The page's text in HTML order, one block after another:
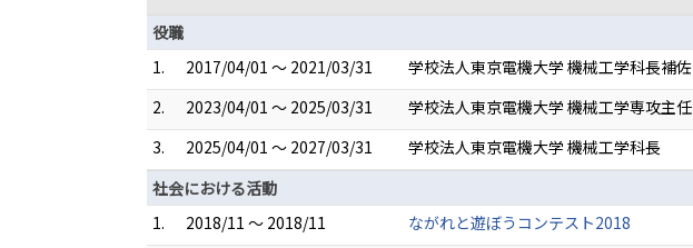
役職
1.
2017/04/01 ～ 2021/03/31
学校法人東京電機大学 機械工学科長補佐
2.
2023/04/01 ～ 2025/03/31
学校法人東京電機大学 機械工学専攻主任
3.
2025/04/01 ～ 2027/03/31
学校法人東京電機大学 機械工学科長
社会における活動
1.
2018/11 ～ 2018/11
ながれと遊ぼうコンテスト2018